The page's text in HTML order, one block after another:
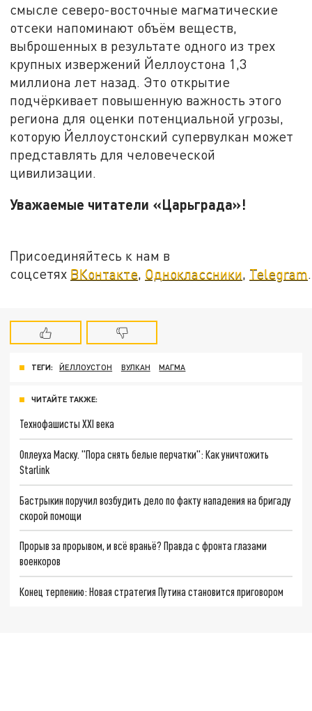
смысле северо-восточные магматические
отсеки напоминают объём веществ,
выброшенных в результате одного из трех
крупных извержений Йеллоустона 1,3
миллиона лет назад. Это открытие
подчёркивает повышенную важность этого
региона для оценки потенциальной угрозы,
которую Йеллоустонский супервулкан может
представлять для человеческой
цивилизации.
Уважаемые читатели «Царьграда»!
Присоединяйтесь к нам в
соцсетях ВКонтакте, Одноклассники, Telegram.
ТЕГИ: ЙЕЛЛОУСТОН ВУЛКАН МАГМА
ЧИТАЙТЕ ТАКЖЕ:
Технофашисты XXI века
Оплеуха Маску. "Пора снять белые перчатки": Как уничтожить
Starlink
Бастрыкин поручил возбудить дело по факту нападения на бригаду
скорой помощи
Прорыв за прорывом, и всё враньё? Правда с фронта глазами
военкоров
Конец терпению: Новая стратегия Путина становится приговором